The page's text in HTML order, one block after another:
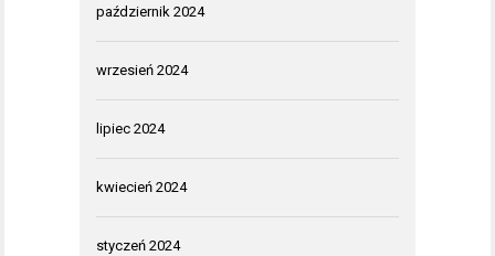
październik 2024
wrzesień 2024
lipiec 2024
kwiecień 2024
styczeń 2024